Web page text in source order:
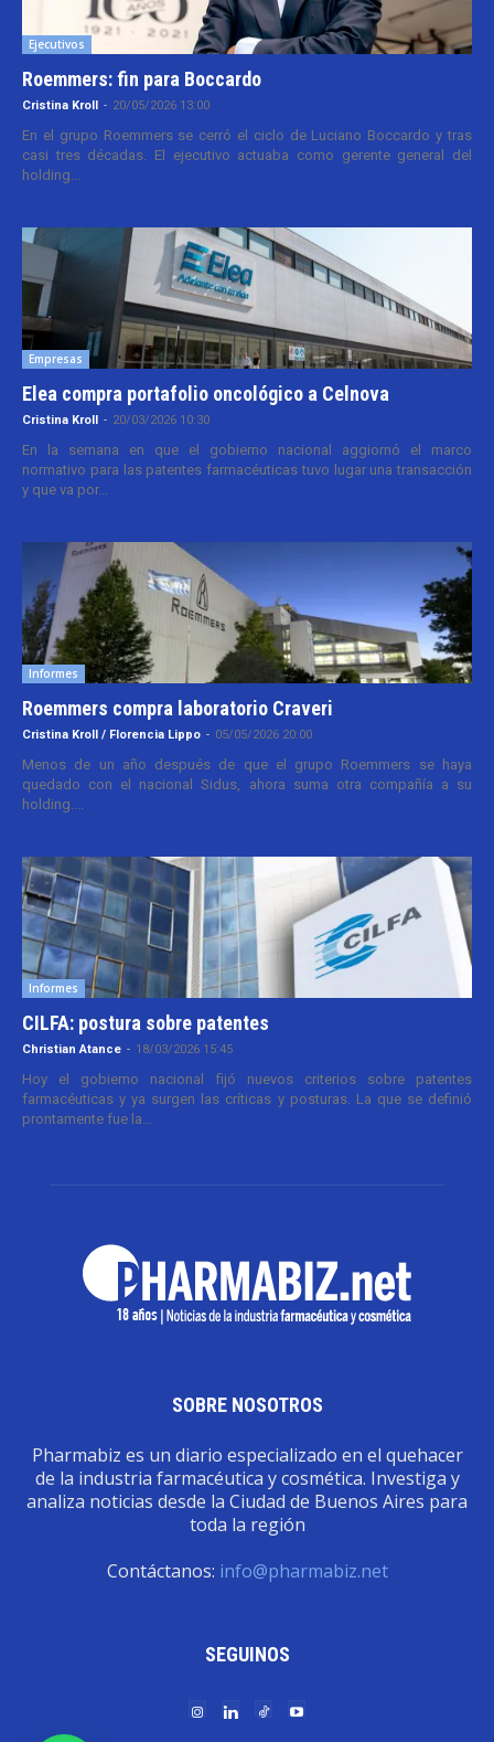
Ejecutivos
Roemmers: fin para Boccardo
Cristina Kroll - 20/05/2026 13:00
En el grupo Roemmers se cerró el ciclo de Luciano Boccardo y tras
casi tres décadas. El ejecutivo actuaba como gerente general del
holding...
Empresas
Elea compra portafolio oncológico a Celnova
Cristina Kroll - 20/03/2026 10:30
En la semana en que el gobierno nacional aggiornó el marco
normativo para las patentes farmacéuticas tuvo lugar una transacción
y que va por...
Informes
Roemmers compra laboratorio Craveri
Cristina Kroll / Florencia Lippo - 05/05/2026 20:00
Menos de un año después de que el grupo Roemmers se haya
quedado con el nacional Sidus, ahora suma otra compañía a su
holding....
Informes
CILFA: postura sobre patentes
Christian Atance - 18/03/2026 15:45
Hoy el gobierno nacional fijó nuevos criterios sobre patentes
farmacéuticas y ya surgen las críticas y posturas. La que se definió
prontamente fue la...
SOBRE NOSOTROS
Pharmabiz es un diario especializado en el quehacer
de la industria farmacéutica y cosmética. Investiga y
analiza noticias desde la Ciudad de Buenos Aires para
toda la región
Contáctanos: info@pharmabiz.net
SEGUINOS